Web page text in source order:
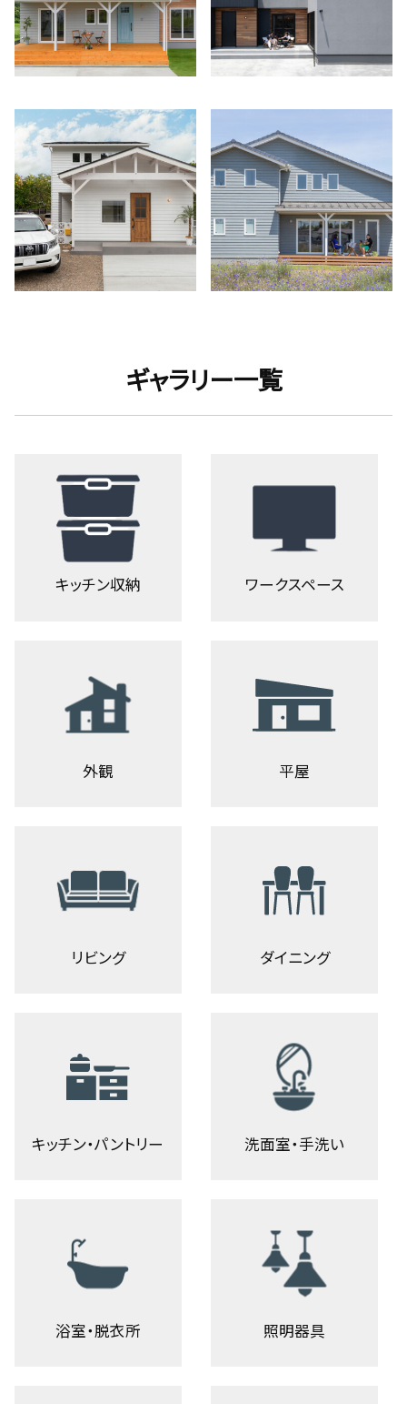
ギャラリー一覧
キッチン収納 ワークスペース
外観 平屋
リビング ダイニング
キッチン・パントリー 洗面室・手洗い
浴室・脱衣所 照明器具